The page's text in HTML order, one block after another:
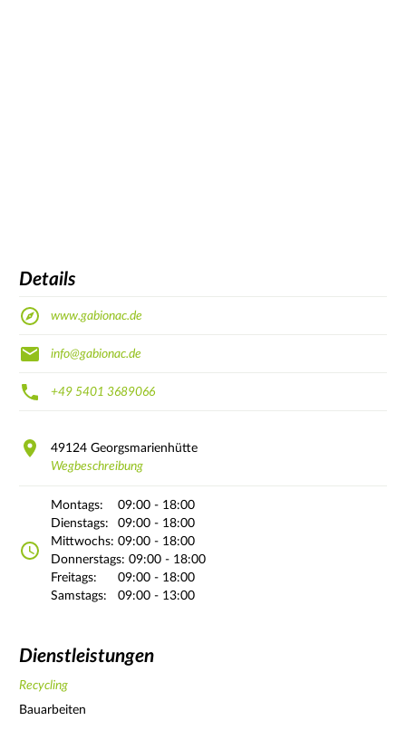
Details
www.gabionac.de
info@gabionac.de
+49 5401 3689066
49124 Georgsmarienhütte
Wegbeschreibung
Montags:
09:00 - 18:00
Dienstags:
09:00 - 18:00
Mittwochs: 09:00 - 18:00
Donnerstags: 09:00 - 18:00
Freitags:
09:00 - 18:00
Samstags:
09:00 - 13:00
Dienstleistungen
Recycling
Bauarbeiten